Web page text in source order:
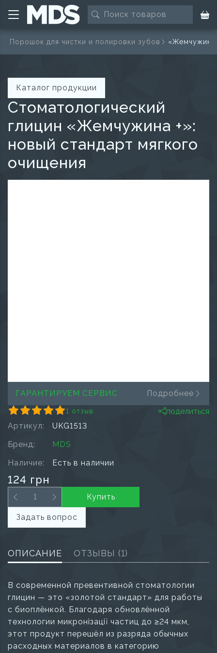
Порошок для чистки и полировки зубов «Жемчужина
Каталог продукции
Стоматологический
глицин «Жемчужина +»:
новый стандарт мягкого
очищения
ГАРАНТИРУЕМ СЕРВИС Подробнее
1 отзыв
поделиться
Артикул:
UKG1513
Бренд:
MDS
Наличие:
Есть в наличии
124 грн
Купить
Задать вопрос
ОПИСАНИЕ ОТЗЫВЫ (1)
В современной превентивной стоматологии
глицин — это «золотой стандарт» для работы
с биоплёнкой. Благодаря обновлённой
технологии микронізації частиц до ≥24 мкм,
этот продукт перешёл из разряда обычных
расходных материалов в категорию